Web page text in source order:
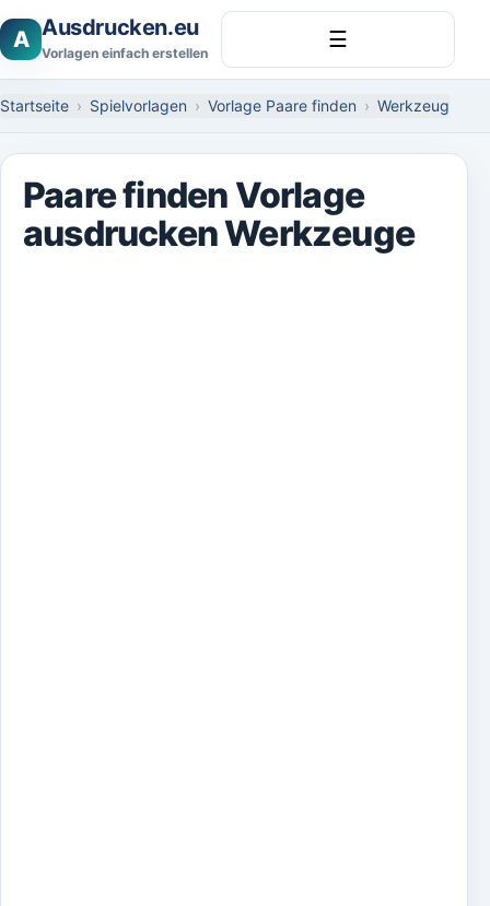
A Ausdrucken.eu
Vorlagen einfach erstellen
☰
Startseite Spielvorlagen Vorlage Paare finden Werkzeug
Paare finden Vorlage
ausdrucken Werkzeuge